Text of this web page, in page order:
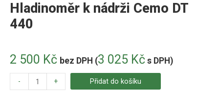
Hladinoměr k nádrži Cemo DT
440
2 500 Kč bez DPH (3 025 Kč s DPH)
- + Přidat do košíku